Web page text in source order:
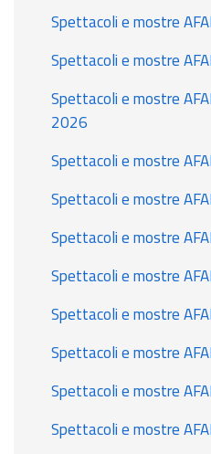
Spettacoli e mostre
Spettacoli e mostre
Spettacoli e mostre
2026
Spettacoli e mostre
Spettacoli e mostre
Spettacoli e mostre
Spettacoli e mostre
Spettacoli e mostre
Spettacoli e mostre
Spettacoli e mostre
Spettacoli e mostre